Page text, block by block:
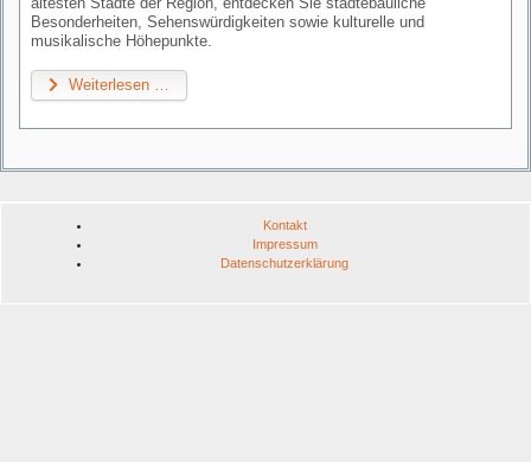
Besonderheiten, Sehenswürdigkeiten sowie kulturelle und
musikalische Höhepunkte.
Weiterlesen …
Kontakt
Impressum
Datenschutzerklärung